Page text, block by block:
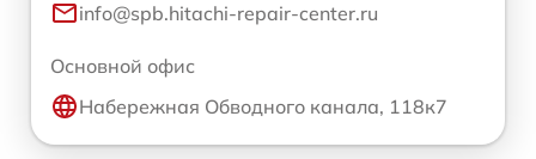
info@spb.hitachi-repair-center.ru
Основной офис
Набережная Обводного канала, 118к7